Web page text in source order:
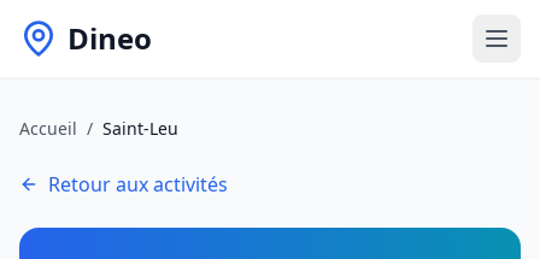
Dineo
Accueil / Saint-Leu
Retour aux activités